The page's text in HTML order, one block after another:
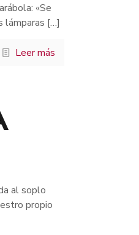
«Se
lámparas […]
Leer más
al soplo
propio